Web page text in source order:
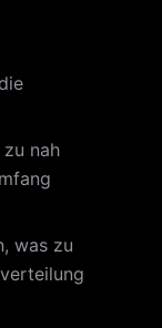
zu nah
was zu